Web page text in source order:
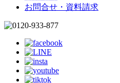
お問合せ・資料請求